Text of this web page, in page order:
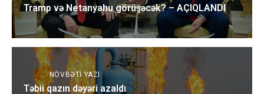
Tramp və Netanyahu görüşəcək? – AÇIQLANDI
NÖVBƏTI YAZI
Təbii qazın dəyəri azaldı